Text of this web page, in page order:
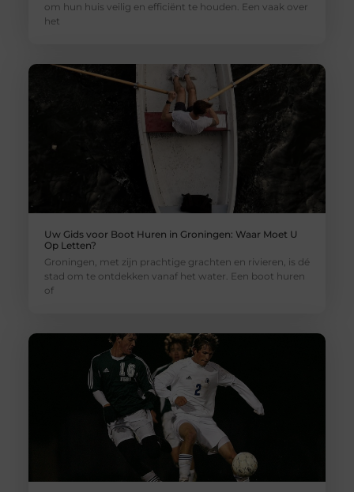
om hun huis veilig en efficiënt te houden. Een vaak over
het
Uw Gids voor Boot Huren in Groningen: Waar Moet U
Op Letten?
Groningen, met zijn prachtige grachten en rivieren, is dé
stad om te ontdekken vanaf het water. Een boot huren
of